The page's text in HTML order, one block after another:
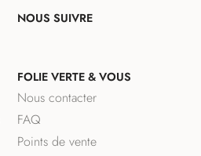
NOUS SUIVRE
c
e
o
o
s
r
FOLIE VERTE & VOUS
Nous contacter
FAQ
Points de vente